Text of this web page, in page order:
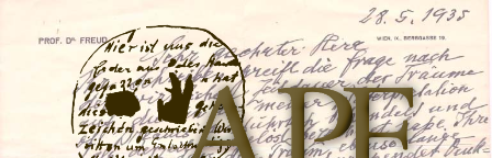
passe
oublié